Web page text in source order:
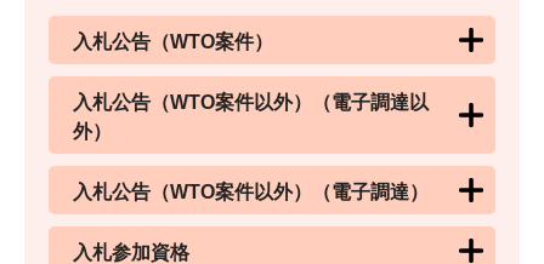
入札公告（WTO案件）
入札公告（WTO案件以外）（電子調達以
外）
入札公告（WTO案件以外）（電子調達）
入札参加資格